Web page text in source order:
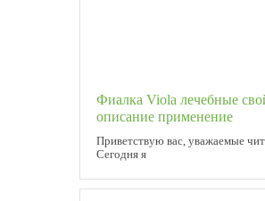
Фиалка Viola лечебные
описание применение
Приветствую вас, уважаемые
Сегодня я